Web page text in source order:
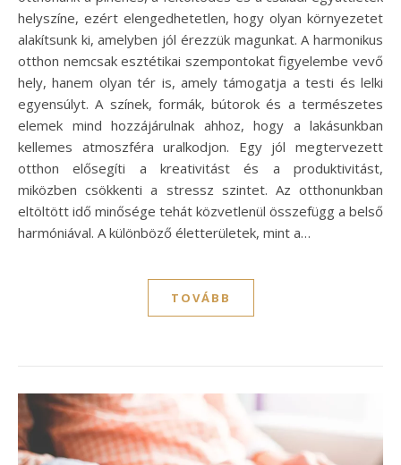
helyszíne, ezért elengedhetetlen, hogy olyan környezetet
alakítsunk ki, amelyben jól érezzük magunkat. A harmonikus
otthon nemcsak esztétikai szempontokat figyelembe vevő
hely, hanem olyan tér is, amely támogatja a testi és lelki
egyensúlyt. A színek, formák, bútorok és a természetes
elemek mind hozzájárulnak ahhoz, hogy a lakásunkban
kellemes atmoszféra uralkodjon. Egy jól megtervezett
otthon elősegíti a kreativitást és a produktivitást,
miközben csökkenti a stressz szintet. Az otthonunkban
eltöltött idő minősége tehát közvetlenül összefügg a belső
harmóniával. A különböző életterületek, mint a…
TOVÁBB